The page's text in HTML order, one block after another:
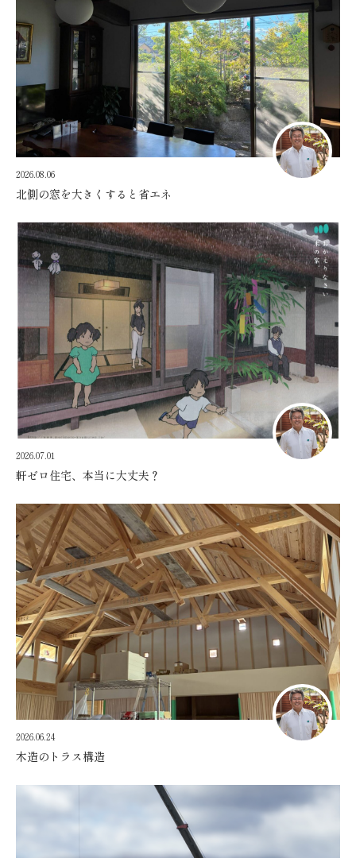
2026.08.06
北側の窓を大きくすると省エネ
2026.07.01
軒ゼロ住宅、本当に大丈夫？
2026.06.24
木造のトラス構造